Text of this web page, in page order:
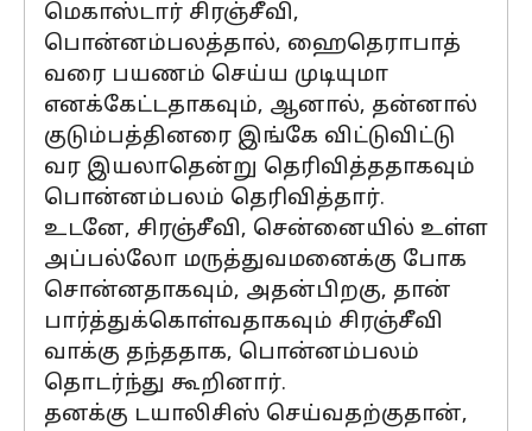
மெகாஸ்டார் சிரஞ்சீவி,
பொன்னம்பலத்தால், ஹைதெராபாத்
வரை பயணம் செய்ய முடியுமா
எனக்கேட்டதாகவும், ஆனால், தன்னால்
குடும்பத்தினரை இங்கே விட்டுவிட்டு
வர இயலாதென்று தெரிவித்ததாகவும்
பொன்னம்பலம் தெரிவித்தார்.
உடனே, சிரஞ்சீவி, சென்னையில் உள்ள
அப்பல்லோ மருத்துவமனைக்கு போக
சொன்னதாகவும், அதன்பிறகு, தான்
பார்த்துக்கொள்வதாகவும் சிரஞ்சீவி
வாக்கு தந்ததாக, பொன்னம்பலம்
தொடர்ந்து கூறினார்.
தனக்கு டயாலிசிஸ் செய்வதற்குதான்,